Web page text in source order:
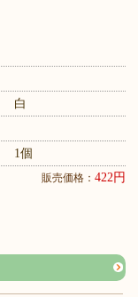
白
1個
販売価格： 422円